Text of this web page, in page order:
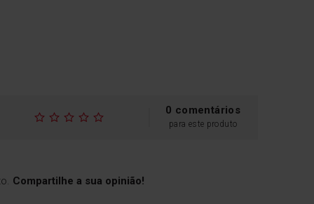
0 comentários
para este produto
Compartilhe a sua opinião!